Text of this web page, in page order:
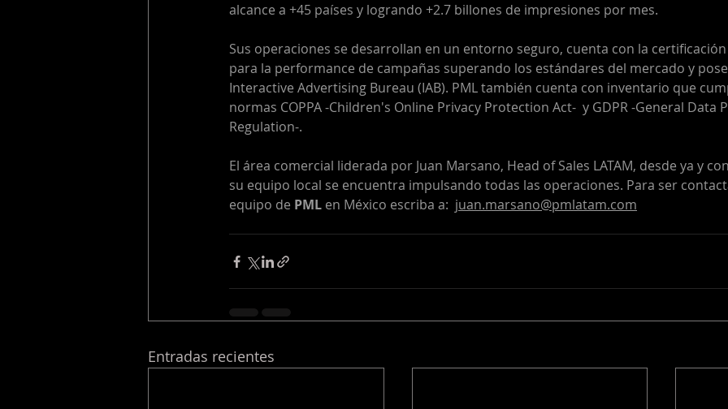
alcance a +45 países y logrando +2.7 billones de impresiones por mes.
Sus operaciones se desarrollan en un entorno seguro, cuenta con la certificación
para la performance de campañas superando los estándares del mercado y
Interactive Advertising Bureau (IAB). PML también cuenta con inventario que
normas COPPA -Children's Online Privacy Protection Act-  y GDPR -General Data
Regulation-.
El área comercial liderada por Juan Marsano, Head of Sales LATAM, desde ya y
su equipo local se encuentra impulsando todas las operaciones. Para ser
equipo de PML en México escriba a: juan.marsano@pmlatam.com
Entradas recientes